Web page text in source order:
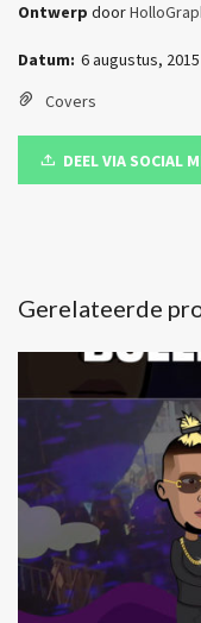
Ontwerp door
Datum: 6 augustus, 2015
Covers
DEEL VIA SOCIAL
Gerelateerde